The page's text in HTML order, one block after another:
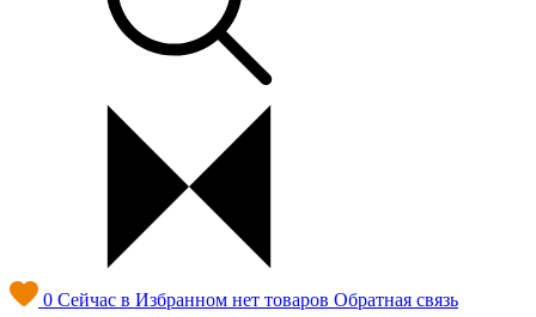
0 Сейчас в Избранном нет товаров Обратная связь